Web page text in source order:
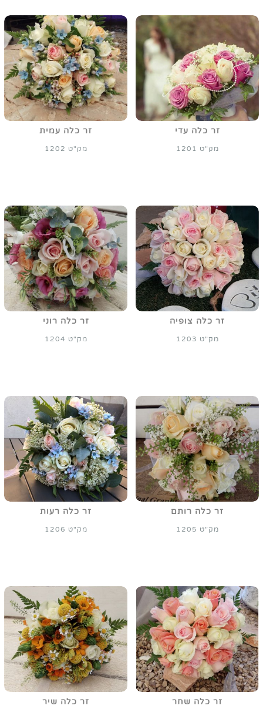
זר כלה עדי
מק"ט 1201
זר כלה עמית
מק"ט 1202
זר כלה צופיה
מק"ט 1203
זר כלה רוני
מק"ט 1204
זר כלה רותם
מק"ט 1205
זר כלה רעות
מק"ט 1206
זר כלה שחר זר כלה שיר